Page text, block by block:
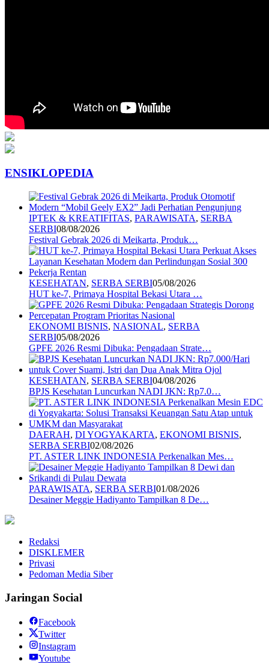
ENSIKLOPEDIA
IPTEK & KREATIFITAS, PARAWISATA, SERBA
SERBI08/08/2026
Festival Gebrak 2026 di Meikarta, Produk…
KESEHATAN, SERBA SERBI05/08/2026
HUT ke-7, Primaya Hospital Bekasi Utara …
EKONOMI BISNIS, NASIONAL, SERBA
SERBI05/08/2026
GPFE 2026 Resmi Dibuka: Pengadaan Strate…
KESEHATAN, SERBA SERBI04/08/2026
BPJS Kesehatan Luncurkan NADI JKN: Rp7.0…
DAERAH, DI YOGYAKARTA, EKONOMI BISNIS,
SERBA SERBI02/08/2026
PT. ASTER LINK INDONESIA Perkenalkan Mes…
PARAWISATA, SERBA SERBI01/08/2026
Desainer Meggie Hadiyanto Tampilkan 8 De…
Redaksi
DISKLEMER
Privasi
Pedoman Media Siber
Jaringan Social
Facebook
Twitter
Instagram
Youtube